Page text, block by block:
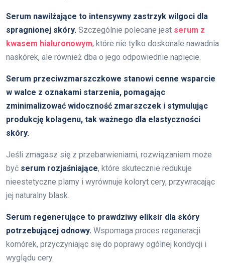
Serum nawilżające to intensywny zastrzyk wilgoci dla
spragnionej skóry. Szczególnie polecane jest serum z
kwasem hialuronowym, które nie tylko doskonale nawadnia
naskórek, ale również dba o jego odpowiednie napięcie.
Serum przeciwzmarszczkowe stanowi cenne wsparcie
w walce z oznakami starzenia, pomagając
zminimalizować widoczność zmarszczek i stymulując
produkcję kolagenu, tak ważnego dla elastyczności
skóry.
Jeśli zmagasz się z przebarwieniami, rozwiązaniem może
być serum rozjaśniające, które skutecznie redukuje
nieestetyczne plamy i wyrównuje koloryt cery, przywracając
jej naturalny blask.
Serum regenerujące to prawdziwy eliksir dla skóry
potrzebującej odnowy. Wspomaga proces regeneracji
komórek, przyczyniając się do poprawy ogólnej kondycji i
wyglądu cery.